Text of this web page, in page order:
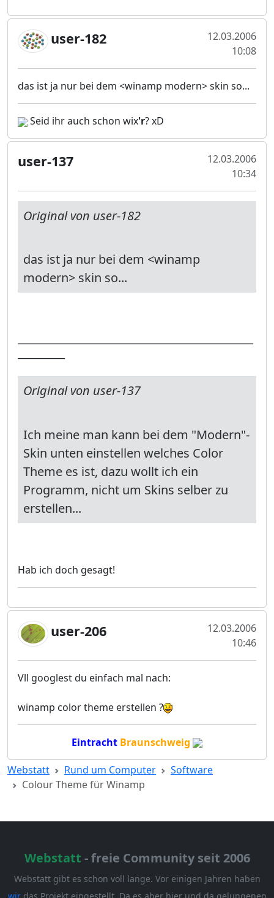
user-182
12.03.2006
10:08
das ist ja nur bei dem <winamp modern> skin so...
Seid ihr auch schon wix'r? xD
user-137
12.03.2006
10:34
Original von user-182
das ist ja nur bei dem <winamp
modern> skin so...
Original von user-137
Ich meine man kann bei dem "Modern"-
Skin unten einstellen welches Color
Theme es ist, dazu wollt ich ein
Programm, nicht um Skins selber zu
erstellen...
Hab ich doch gesagt!
user-206
12.03.2006
10:46
Vll googlest du einfach mal nach:
winamp color theme erstellen ?
Eintracht Braunschweig
Webstatt Rund um Computer
Software
Colour Theme für Winamp
Webstatt - freie Community seit 2006
Webstatt gibt es schon voll lange. Vor einigen Jahren haben
wirdas Projekt eingestellt. Da es aber hier und da gelungenen